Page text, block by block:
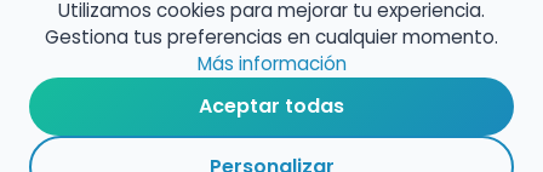
Política de Cookies
Política de Privacidad
Utilizamos cookies para mejorar tu experiencia.
Gestiona tus preferencias en cualquier momento.
Más información
Aceptar todas